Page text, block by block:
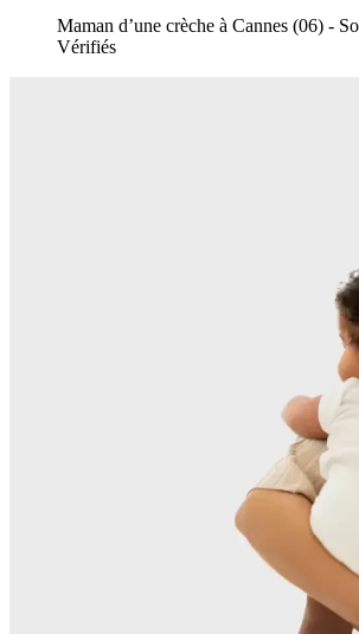
Maman d’une crèche à Cannes (06) -
Vérifiés